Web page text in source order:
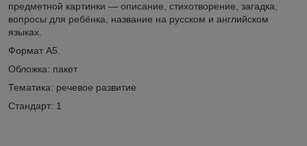
предметной картинки — описание, стихотворение, загадка,
вопросы для ребёнка, название на русском и английском
языках.
Формат А5.
Обложка: пакет
Тематика: речевое развитие
Стандарт: 1